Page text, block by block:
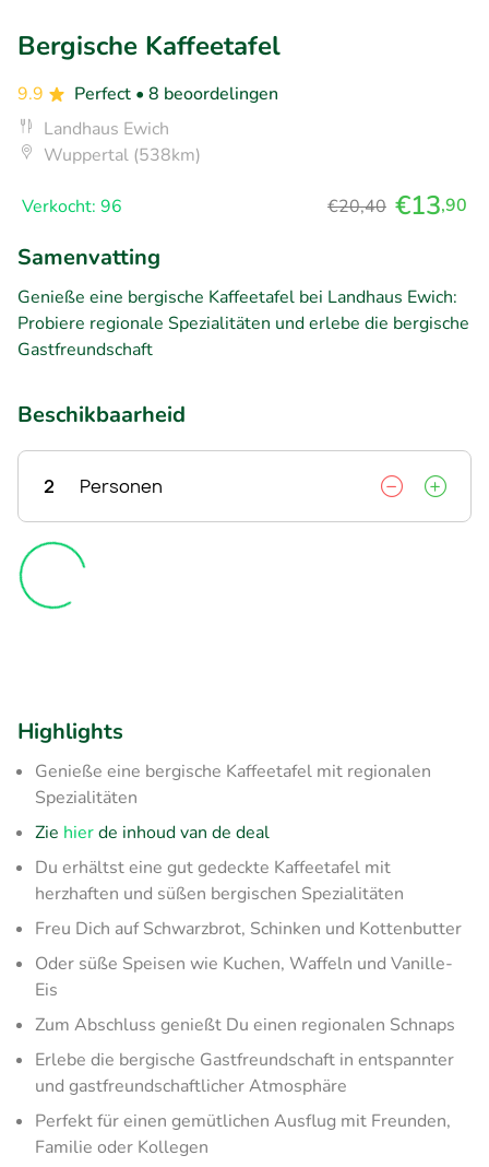
Bergische Kaffeetafel
9.9 Perfect • 8 beoordelingen
Landhaus Ewich
Wuppertal (538km)
Verkocht: 96 €20,40 €13,90
Samenvatting
Genieße eine bergische Kaffeetafel bei Landhaus Ewich:
Probiere regionale Spezialitäten und erlebe die bergische
Gastfreundschaft
Beschikbaarheid
2 Personen
Highlights
Genieße eine bergische Kaffeetafel mit regionalen
Spezialitäten
Zie hierde inhoud van de deal
Du erhältst eine gut gedeckte Kaffeetafel mit
herzhaften und süßen bergischen Spezialitäten
Freu Dich auf Schwarzbrot, Schinken und Kottenbutter
Oder süße Speisen wie Kuchen, Waffeln und Vanille-
Eis
Zum Abschluss genießt Du einen regionalen Schnaps
Erlebe die bergische Gastfreundschaft in entspannter
und gastfreundschaftlicher Atmosphäre
Perfekt für einen gemütlichen Ausflug mit Freunden,
Familie oder Kollegen